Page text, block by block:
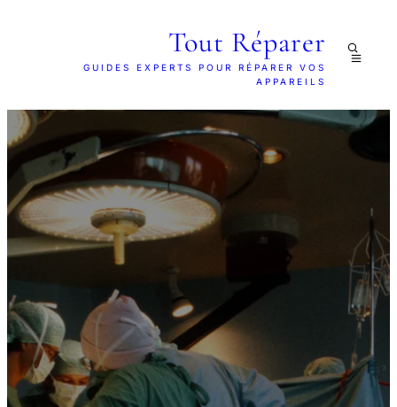
Tout Réparer
GUIDES EXPERTS POUR RÉPARER VOS
APPAREILS